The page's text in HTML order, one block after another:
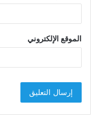
الموقع الإلكتروني